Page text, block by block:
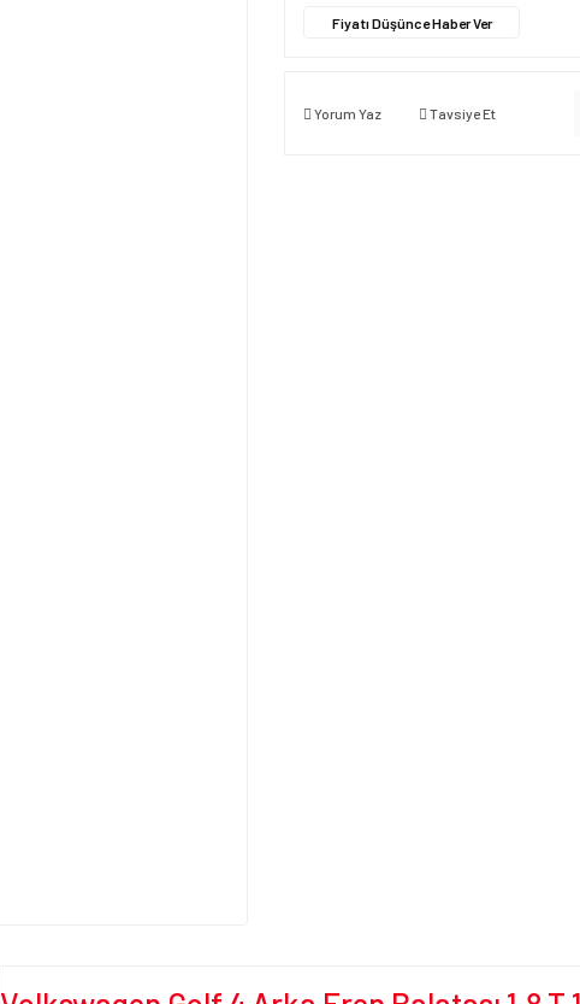
Fiyatı Düşünce Haber Ver
Yorum Yaz Tavsiye Et